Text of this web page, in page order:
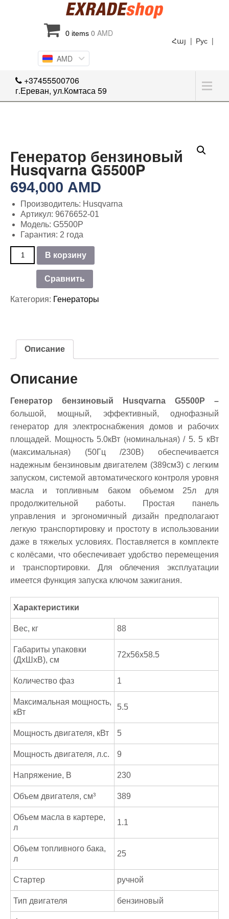
0 items 0 AMD
Рус |
Հայ |
AMD
+37455500706
г.Ереван, ул.Комтаса 59
Генератор бензиновый
Husqvarna G5500P
694,000 AMD
Производитель: Husqvarna
Артикул: 9676652-01
Модель: G5500P
Гарантия: 2 года
Количество
Генератор
бензиновый
G5500P
В корзину
Сравнить
Категория: Генераторы
Описание
Описание
Генератор бензиновый Husqvarna G5500P –
большой, мощный, эффективный, однофазный
генератор для электроснабжения домов и рабочих
площадей. Мощность 5.0кВт (номинальная) / 5. 5 кВт
(максимальная) (50Гц /230В) обеспечивается
надежным бензиновым двигателем (389см3) с легким
запуском, системой автоматического контроля уровня
масла и топливным баком объемом 25л для
продолжительной работы. Простая панель
управления и эргономичный дизайн предполагают
легкую транспортировку и простоту в использовании
даже в тяжелых условиях. Поставляется в комплекте
с колёсами, что обеспечивает удобство перемещения
и транспортировки. Для облечения эксплуатации
имеется функция запуска ключом зажигания.
Характеристики
Вес, кг 88
Габариты упаковки
(ДхШхВ), см
72x56x58.5
Количество фаз 1
Максимальная мощность,
кВт
5.5
Мощность двигателя, кВт 5
Мощность двигателя, л.с. 9
Напряжение, В 230
Объем двигателя, см³ 389
Объем масла в картере,
л
1.1
Объем топливного бака,
л
25
Стартер ручной
Тип двигателя бензиновый